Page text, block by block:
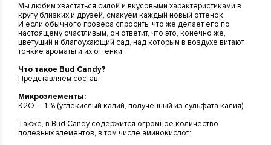
Мы любим хвастаться силой и вкусовыми характеристиками в
кругу близких и друзей, смакуем каждый новый оттенок.
И если обычного гровера спросить, что же делает его по
настоящему счастливым, он ответит, что это, конечно же,
цветущий и благоухающий сад, над которым в воздухе витают
тонкие ароматы и их оттенки.
Что такое Bud Candy?
Представляем состав:
Микроэлементы:
K2O — 1 % (углекислый калий, полученный из сульфата калия)
Также, в Bud Candy содержится огромное количество
полезных элементов, в том числе аминокислот: